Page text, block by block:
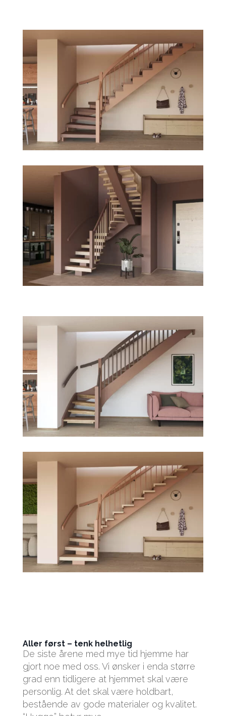
Aller først – tenk helhetlig
De siste årene med mye tid hjemme har
gjort noe med oss. Vi ønsker i enda større
grad enn tidligere at hjemmet skal være
personlig. At det skal være holdbart,
bestående av gode materialer og kvalitet.